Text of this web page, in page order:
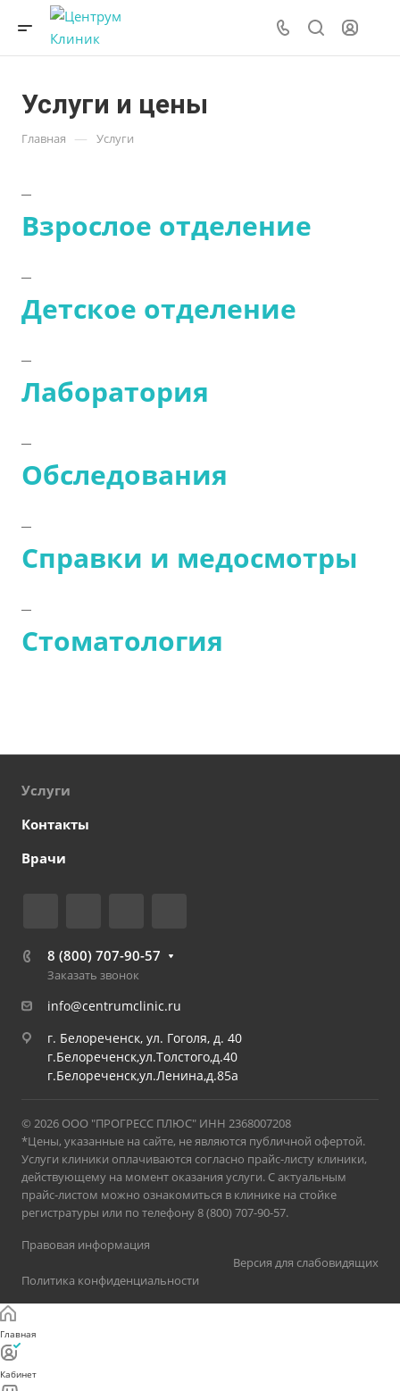
Услуги и цены
Главная — Услуги
Взрослое отделение
Детское отделение
Лаборатория
Обследования
Справки и медосмотры
Стоматология
Услуги
Контакты
Врачи
8 (800) 707-90-57
Заказать звонок
info@centrumclinic.ru
г. Белореченск, ул. Гоголя, д. 40
г.Белореченск,ул.Толстого,д.40
г.Белореченск,ул.Ленина,д.85а
© 2026 ООО "ПРОГРЕСС ПЛЮС" ИНН 2368007208
*Цены, указанные на сайте, не являются публичной офертой.
Услуги клиники оплачиваются согласно прайс-листу клиники,
действующему на момент оказания услуги. С актуальным
прайс-листом можно ознакомиться в клинике на стойке
регистратуры или по телефону 8 (800) 707-90-57.
Правовая информация
Политика конфиденциальности
Версия для слабовидящих
Главная
Кабинет